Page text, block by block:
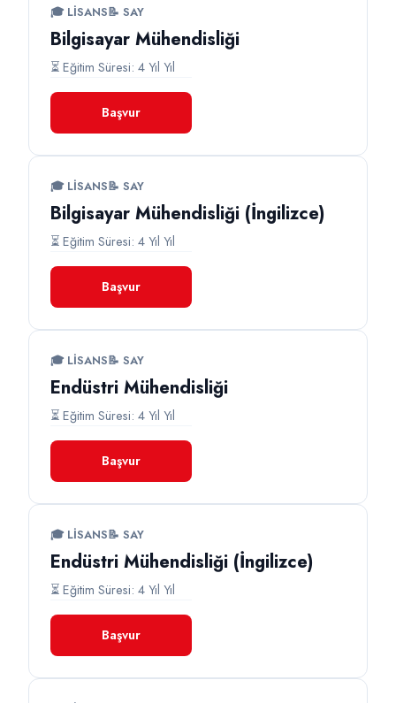
🎓 LISANS📝 SAY
Bilgisayar Mühendisliği
⏳ Eğitim Süresi: 4 Yıl Yıl
Başvur
🎓 LISANS📝 SAY
Bilgisayar Mühendisliği (İngilizce)
⏳ Eğitim Süresi: 4 Yıl Yıl
Başvur
🎓 LISANS📝 SAY
Endüstri Mühendisliği
⏳ Eğitim Süresi: 4 Yıl Yıl
Başvur
🎓 LISANS📝 SAY
Endüstri Mühendisliği (İngilizce)
⏳ Eğitim Süresi: 4 Yıl Yıl
Başvur